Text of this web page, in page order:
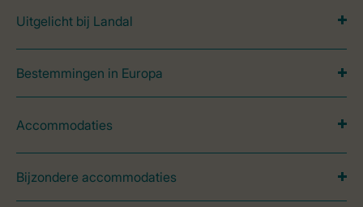
Uitgelicht bij Landal
Bestemmingen in Europa
Accommodaties
Bijzondere accommodaties